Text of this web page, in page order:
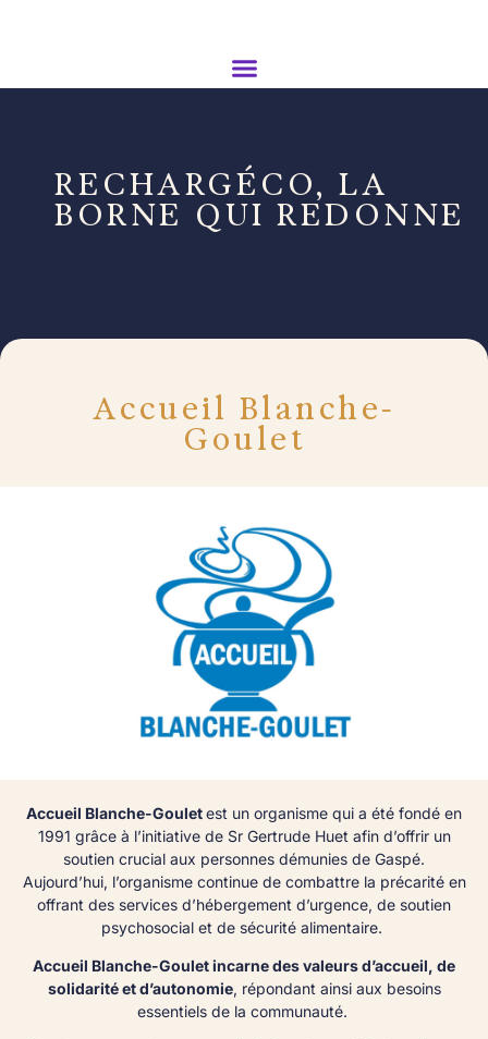
RECHARGÉCO, LA
BORNE QUI REDONNE
Accueil Blanche-
Goulet
Accueil Blanche-Gouletest un organisme qui a été fondé en
1991 grâce à l’initiative de Sr Gertrude Huet afin d’offrir un
soutien crucial aux personnes démunies de Gaspé.
Aujourd’hui, l’organisme continue de combattre la précarité en
offrant des services d’hébergement d’urgence, de soutien
psychosocial et de sécurité alimentaire.
Accueil Blanche-Goulet incarne des valeurs d’accueil, de
solidarité et d’autonomie, répondant ainsi aux besoins
essentiels de la communauté.